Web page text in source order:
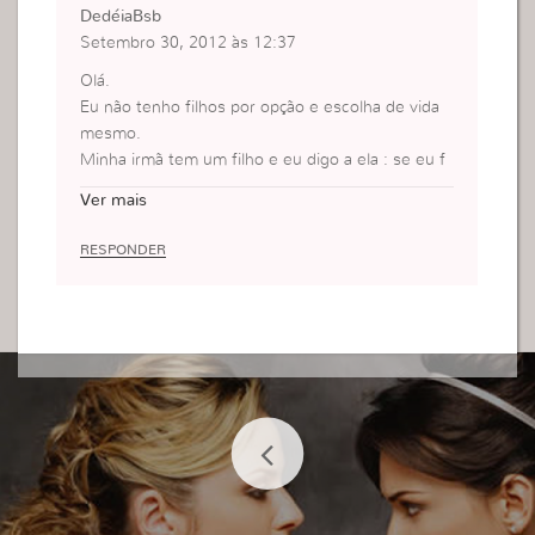
DedéiaBsb
Setembro 30, 2012 às 12:37
Olá.
Eu não tenho filhos por opção e escolha de vida
mesmo.
Minha irmã tem um filho e eu digo a ela : se eu f
xa a desejar.Sou totalmente a favor do planejame
nto familiar. E acho que para se ter filho indepen
dente de quantidades exije um preparo financeir
o, emocional, espiritual e amoroso. A coisa mais t
riste é ver tanta criança abandonada nessa terra
por falta de um lar e de uma referência familiar.A
cho triste ver algumas mães tendo tantos filhos e
Ver mais
RESPONDER